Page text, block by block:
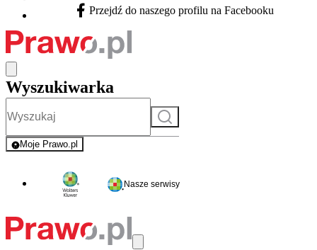
Facebook - otwiera się w nowej karcie
Przejdź do naszego profilu na Facebooku
Wyszukiwarka
Szukaj
Moje Prawo.pl
- rejestracja i logowanie do serwisu
Nasze serwisy